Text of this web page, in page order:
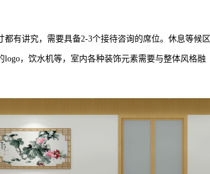
有讲究，需要具备2-3个接待咨询的席位。休息等候区
，饮水机等，室内各种装饰元素需要与整体风格融